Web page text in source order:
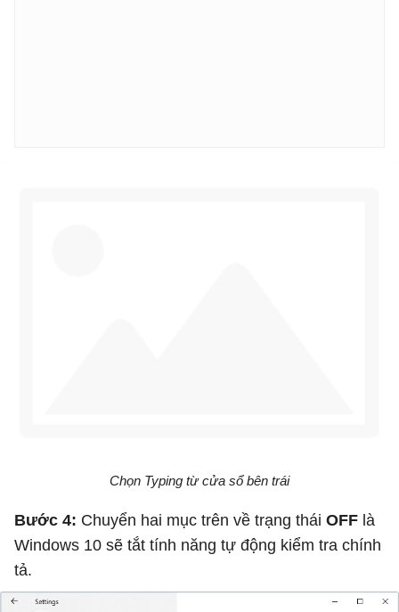
Chọn Typing từ cửa sổ bên trái
Bước 4: Chuyển hai mục trên về trạng thái OFF là
Windows 10 sẽ tắt tính năng tự động kiểm tra chính
tả.